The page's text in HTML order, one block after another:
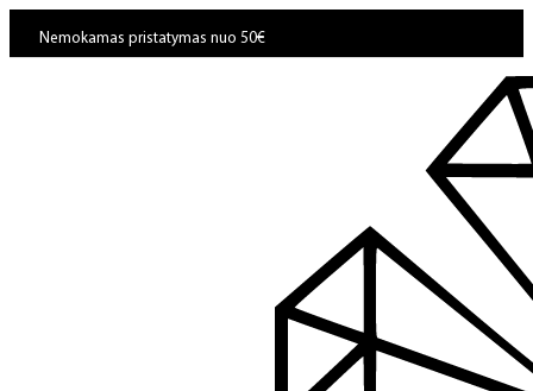
Nemokamas pristatymas nuo 50€